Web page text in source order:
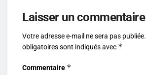
Laisser un commentaire
Votre adresse e-mail ne sera pas publiée.
obligatoires sont indiqués avec *
Commentaire *